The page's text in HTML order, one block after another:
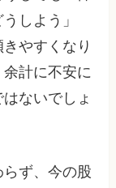
しよう」
やすくなり
計に不安に
ないでしょ
ず、今の股